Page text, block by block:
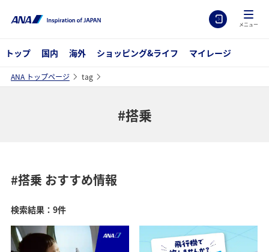
メニュー
トップ 国内 海外 ショッピング&ライフ マイレージ
ANA トップページ tag
#搭乗
#搭乗おすすめ情報
検索結果：9件